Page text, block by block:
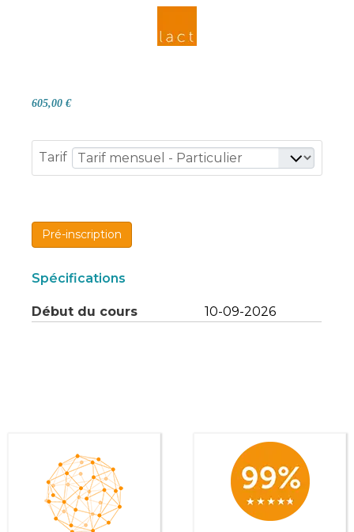
605,00 €
Tarif
Pré-inscription
Spécifications
Début du cours 10-09-2026